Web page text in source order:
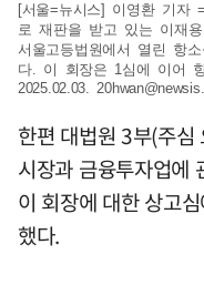
[서울=뉴시스] 이영환 기자
로 재판을 받고 있는 이재
서울고등법원에서 열린 항
다. 이 회장은 1심에 이어
2025.02.03.
한편 대법원 3부(주
시장과 금융투자업에
이 회장에 대한 상고
했다.